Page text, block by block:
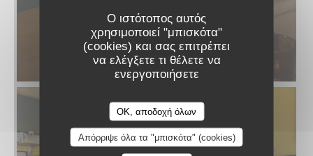
Ο ιστότοπος αυτός
χρησιμοποιεί "μπισκότα"
(cookies) και σας επιτρέπει
να ελέγξετε τι θέλετε να
ενεργοποιήσετε
OK, αποδοχή όλων
Απόρριψε όλα τα "μπισκότα" (cookies)